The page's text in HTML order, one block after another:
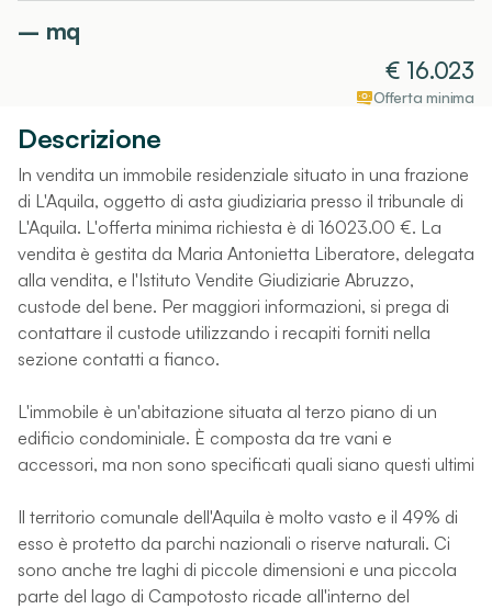
– mq
€ 16.023
Offerta minima
Descrizione
In vendita un immobile residenziale situato in una frazione
di L'Aquila, oggetto di asta giudiziaria presso il tribunale di
L'Aquila. L'offerta minima richiesta è di 16023.00 €. La
vendita è gestita da Maria Antonietta Liberatore, delegata
alla vendita, e l'Istituto Vendite Giudiziarie Abruzzo,
custode del bene. Per maggiori informazioni, si prega di
contattare il custode utilizzando i recapiti forniti nella
sezione contatti a fianco.
L'immobile è un'abitazione situata al terzo piano di un
edificio condominiale. È composta da tre vani e
accessori, ma non sono specificati quali siano questi ultimi
Il territorio comunale dell'Aquila è molto vasto e il 49% di
esso è protetto da parchi nazionali o riserve naturali. Ci
sono anche tre laghi di piccole dimensioni e una piccola
parte del lago di Campotosto ricade all'interno del